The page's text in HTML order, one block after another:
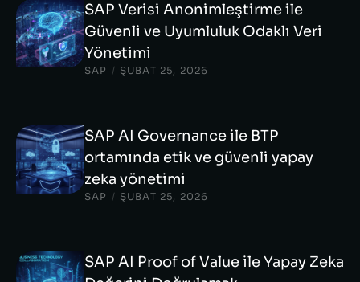
SAP Verisi Anonimleştirme ile
Güvenli ve Uyumluluk Odaklı Veri
Yönetimi
SAP / ŞUBAT 25, 2026
SAP AI Governance ile BTP
ortamında etik ve güvenli yapay
zeka yönetimi
SAP / ŞUBAT 25, 2026
SAP AI Proof of Value ile Yapay Zeka